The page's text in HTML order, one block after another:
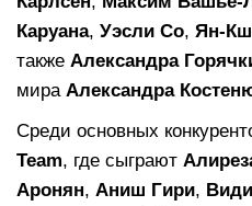
Каруана, Уэсли Со, Ян-
также Александра
мира Александра
Среди основных
Team, где сыграют
Аронян, Аниш Гири,